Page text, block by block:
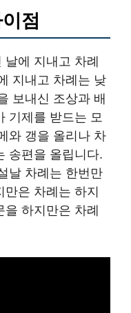
점
에 지내고 차례
지내고 차례는 낮
보내신 조상과 배
기제를 받드는 모
와 갱을 올리나 차
송편을 올립니다.
날 차례는 한번만
은 차례는 하지
하지만은 차례